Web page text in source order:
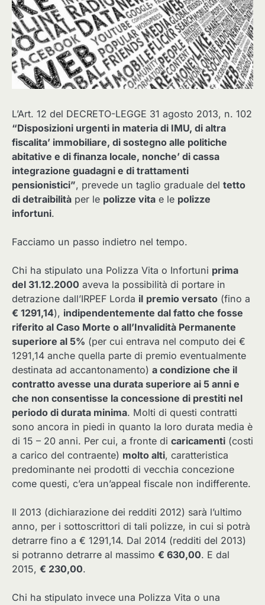
L’Art. 12 del DECRETO-LEGGE 31 agosto 2013, n. 102
“Disposizioni urgenti in materia di IMU, di altra
fiscalita’ immobiliare, di sostegno alle politiche
abitative e di finanza locale, nonche’ di cassa
integrazione guadagni e di trattamenti
pensionistici”, prevede un taglio graduale del tetto
di detraibilità per le polizze vita e le polizze
infortuni.
Facciamo un passo indietro nel tempo.
Chi ha stipulato una Polizza Vita o Infortuni prima
del 31.12.2000 aveva la possibilità di portare in
detrazione dall’IRPEF Lorda il premio versato (fino a
€ 1291,14), indipendentemente dal fatto che fosse
riferito al Caso Morte o all’Invalidità Permanente
superiore al 5% (per cui entrava nel computo dei €
1291,14 anche quella parte di premio eventualmente
destinata ad accantonamento) a condizione che il
contratto avesse una durata superiore ai 5 anni e
che non consentisse la concessione di prestiti nel
periodo di durata minima. Molti di questi contratti
sono ancora in piedi in quanto la loro durata media è
di 15 – 20 anni. Per cui, a fronte di caricamenti (costi
a carico del contraente) molto alti, caratteristica
predominante nei prodotti di vecchia concezione
come questi, c’era un’appeal fiscale non indifferente.
Il 2013 (dichiarazione dei redditi 2012) sarà l’ultimo
anno, per i sottoscrittori di tali polizze, in cui si potrà
detrarre fino a € 1291,14. Dal 2014 (redditi del 2013)
si potranno detrarre al massimo € 630,00. E dal
2015, € 230,00.
Chi ha stipulato invece una Polizza Vita o una